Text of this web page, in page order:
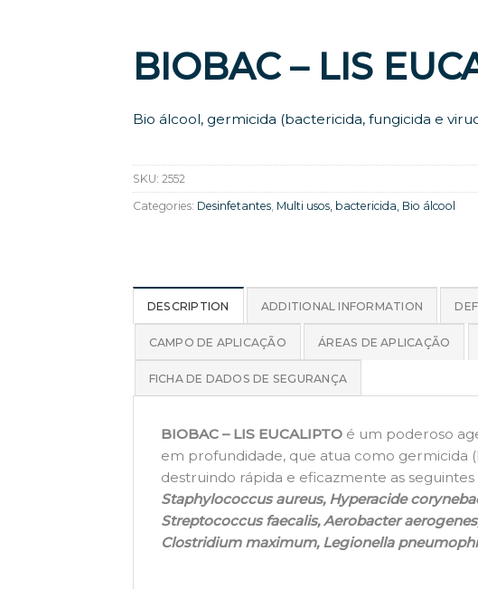
BIOBAC – LIS
Bio álcool, germicida (bactericida, fungicida e
SKU: 2552
Categories: Desinfetantes, Multi usos, bactericida, Bio álcool
DESCRIPTION ADDITIONAL INFORMATION
CAMPO DE APLICAÇÃO ÁREAS DE APLICAÇÃO
FICHA DE DADOS DE SEGURANÇA
BIOBAC – LIS EUCALIPTO é um poderoso
em profundidade, que atua como germicida
destruindo rápida e eficazmente as seguintes
Staphylococcus aureus, Hyperacide
Streptococcus faecalis, Aerobacter
Clostridium maximum, Legionella